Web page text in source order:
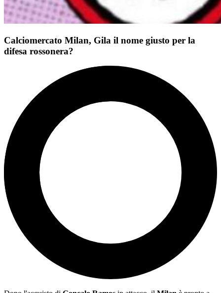
Calciomercato Milan, Gila il nome giusto per la
difesa rossonera?